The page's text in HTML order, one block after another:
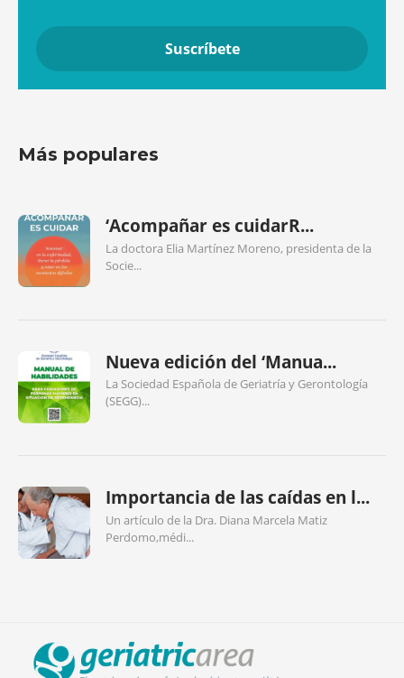
Más populares
‘Acompañar es cuidarR...
La doctora Elia Martínez Moreno, presidenta de la
Socie...
Nueva edición del ‘Manua...
La Sociedad Española de Geriatría y Gerontología
(SEGG)...
Importancia de las caídas en l...
Un artículo de la Dra. Diana Marcela Matiz
Perdomo,médi...